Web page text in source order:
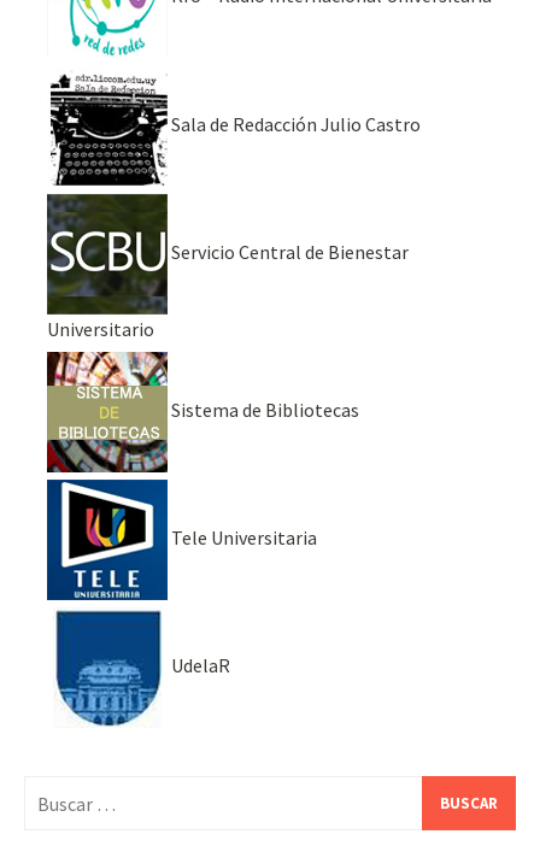
Sala de Redacción Julio Castro
Servicio Central de Bienestar
Universitario
Sistema de Bibliotecas
Tele Universitaria
UdelaR